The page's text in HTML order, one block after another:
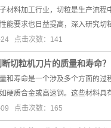
材料加工行业，切粒是生产流
能要求也日益提高，深入研究切
点击次数：141
切粒机刀片的质量和寿命？
和寿命是一个涉及多个方面的
硬质合金或高速钢。这些材料具
点击次数：165